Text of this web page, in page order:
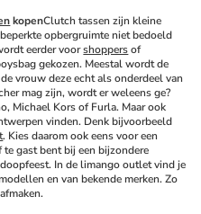
kopenClutch tassen zijn kleine
opbergruimte niet bedoeld
eerder voor shoppers of
gekozen. Meestal wordt de
vrouw deze echt als onderdeel van
mag zijn, wordt er weleens ge?
Michael Kors of Furla. Maar ook
vinden. Denk bijvoorbeeld
. Kies daarom ook eens voor een
gast bent bij een bijzondere
In de limango outlet vind je
en van bekende merken. Zo